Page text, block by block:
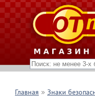
Главная Знаки